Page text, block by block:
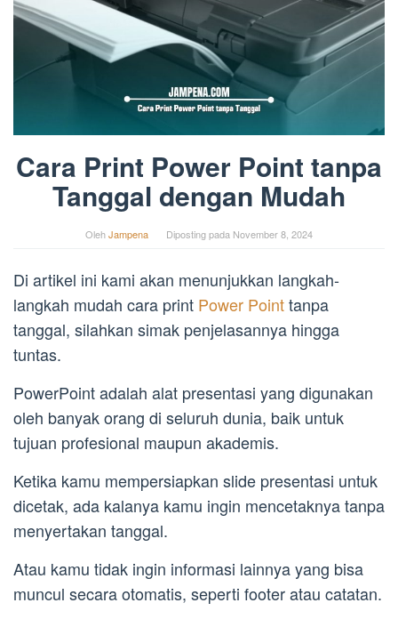
Cara Print Power Point tanpa
Tanggal dengan Mudah
OlehJampena Diposting pada November 8, 2024
Di artikel ini kami akan menunjukkan langkah-
langkah mudah cara print Power Pointtanpa
tanggal, silahkan simak penjelasannya hingga
tuntas.
PowerPoint adalah alat presentasi yang digunakan
oleh banyak orang di seluruh dunia, baik untuk
tujuan profesional maupun akademis.
Ketika kamu mempersiapkan slide presentasi untuk
dicetak, ada kalanya kamu ingin mencetaknya tanpa
menyertakan tanggal.
Atau kamu tidak ingin informasi lainnya yang bisa
muncul secara otomatis, seperti footer atau catatan.